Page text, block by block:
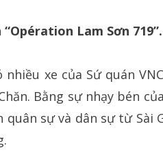
Lam Sơn
xe của Sứ quán
Bằng sự nhạy bén
sự và dân sự từ Sài